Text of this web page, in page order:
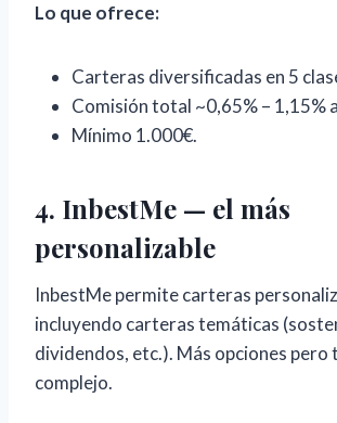
Lo que ofrece:
Carteras diversificadas en 5
Comisión total ~0,65% – 1,15%
Mínimo 1.000€.
4. InbestMe — el más
personalizable
InbestMe permite carteras
incluyendo carteras temáticas
dividendos, etc.). Más opciones pero
complejo.